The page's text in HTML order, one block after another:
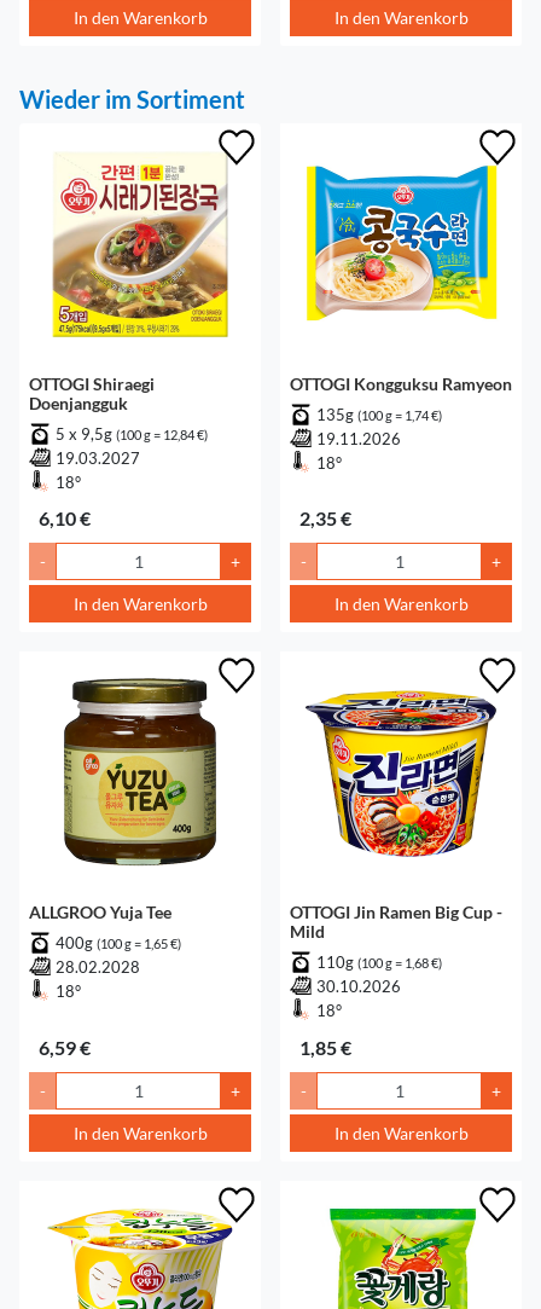
In den Warenkorb In den Warenkorb
Wieder im Sortiment
OTTOGI Shiraegi
Doenjangguk
5 x 9,5g (100 g = 12,84 €)
19.03.2027
18°
6,10 €
- +
In den Warenkorb
OTTOGI Kongguksu Ramyeon
135g (100 g = 1,74 €)
19.11.2026
18°
2,35 €
- +
In den Warenkorb
ALLGROO Yuja Tee
400g (100 g = 1,65 €)
28.02.2028
18°
6,59 €
- +
In den Warenkorb
OTTOGI Jin Ramen Big Cup -
Mild
110g (100 g = 1,68 €)
30.10.2026
18°
1,85 €
- +
In den Warenkorb